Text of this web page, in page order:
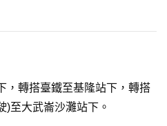
，轉搭臺鐵至基隆站下，轉搭
)至大武崙沙灘站下。